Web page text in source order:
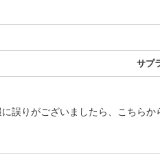
サプ
誤りがございましたら、こちらか